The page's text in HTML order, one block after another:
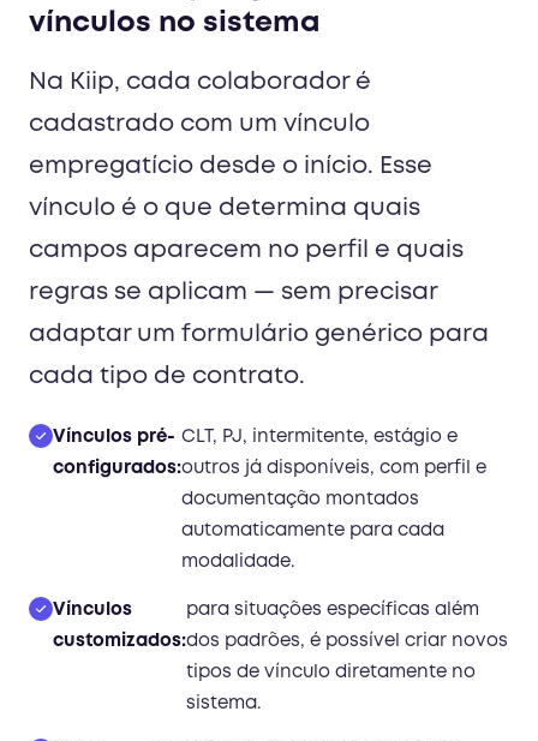
vínculos no sistema
Na Kiip, cada colaborador é
cadastrado com um vínculo
empregatício desde o início. Esse
vínculo é o que determina quais
campos aparecem no perfil e quais
regras se aplicam — sem precisar
adaptar um formulário genérico para
cada tipo de contrato.
Vínculos pré-
configurados:
CLT, PJ, intermitente, estágio e
outros já disponíveis, com perfil e
documentação montados
automaticamente para cada
modalidade.
Vínculos
customizados:
para situações específicas além
dos padrões, é possível criar novos
tipos de vínculo diretamente no
sistema.